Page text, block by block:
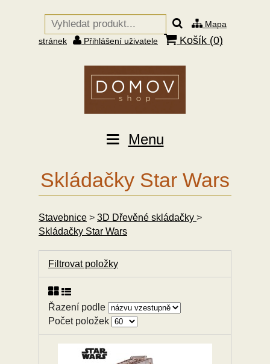
Mapa
stránek
Přihlášení uživatele Košík (0)
Menu
Skládačky Star Wars
Stavebnice > 3D Dřevěné skládačky >
Skládačky Star Wars
Filtrovat položky
Řazení podle
Počet položek